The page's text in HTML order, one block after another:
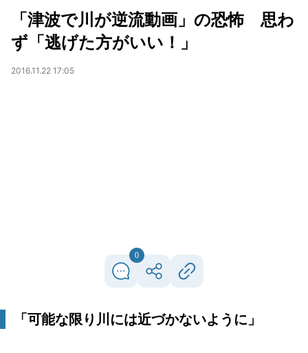
「津波で川が逆流動画」の恐怖 思わ
ず「逃げた方がいい！」
2016.11.22 17:05
0
「可能な限り川には近づかないように」